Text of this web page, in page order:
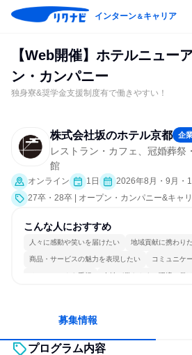
インターン＆キャリア
【Web開催】ホテルニュー
ン・カンパニー
独身寮&奨学金支援制度有で働きやすい！
株式会社坂のホテル京都 企
レストラン・カフェ、冠婚葬祭
館
オンライン 1日
2026年8月・9月・
27卒・28卒 | オープン・カンパニー&キャ
こんな人におすすめ
人々に感動や笑いを届けたい 地域貢献に携わり
商品・サービスの魅力を表現したい コミュニケ
チームワークを重視 女性が働きやすい環境で働け
募集情報
プログラム内容